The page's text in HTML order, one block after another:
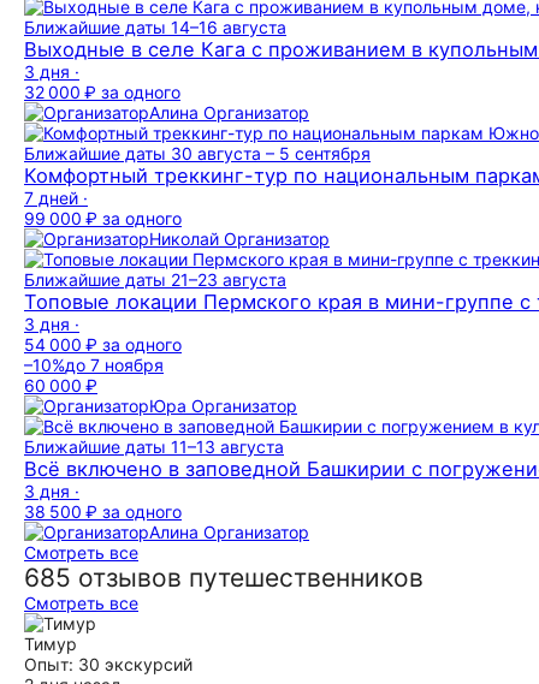
Ближайшие даты 14–16 августа
Выходные в селе Кага с проживанием в
3 дня ·
32 000 ₽ за одного
Алина Организатор
Ближайшие даты 30 августа – 5 сентября
Комфортный треккинг-тур по национальным
7 дней ·
99 000 ₽ за одного
Николай Организатор
Ближайшие даты 21–23 августа
Топовые локации Пермского края в мини-группе
3 дня ·
54 000 ₽ за одного
–10%до 7 ноября
60 000 ₽
Юра Организатор
Ближайшие даты 11–13 августа
Всё включено в заповедной Башкирии с
3 дня ·
38 500 ₽ за одного
Алина Организатор
Смотреть все
685 отзывов путешественников
Смотреть все
Тимур
Опыт: 30 экскурсий